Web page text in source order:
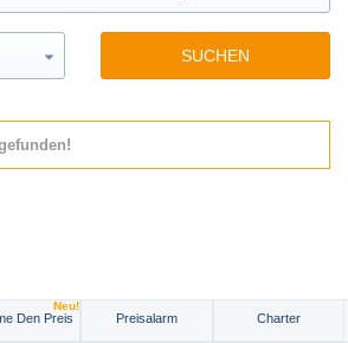
SUCHEN
Den Preis
Neu!
Preisalarm Charter